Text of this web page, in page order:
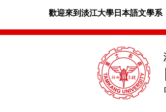
歡迎來到淡江大學日本語文學系